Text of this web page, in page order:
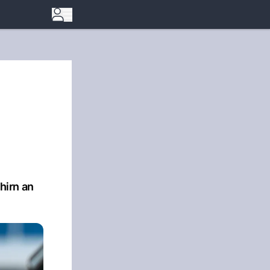
an